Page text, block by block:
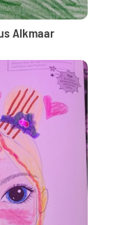
Alkmaar